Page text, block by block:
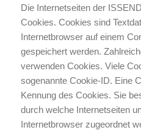
Die Internetseiten der
Cookies. Cookies sind
Internetbrowser auf einem
gespeichert werden.
verwenden Cookies. Viele
sogenannte Cookie-ID. Eine
Kennung des Cookies. Sie
durch welche Internetseiten
Internetbrowser zugeordnet